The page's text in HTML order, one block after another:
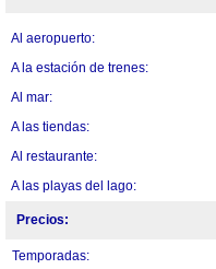
Al aeropuerto:
A la estación de trenes:
Al mar:
A las tiendas:
Al restaurante:
A las playas del lago:
Precios:
Temporadas: